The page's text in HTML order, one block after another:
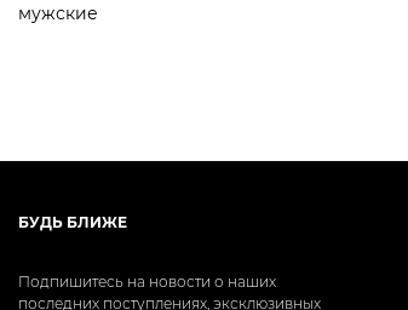
мужские
БУДЬ БЛИЖЕ
Подпишитесь на новости о наших
последних поступлениях, эксклюзивных